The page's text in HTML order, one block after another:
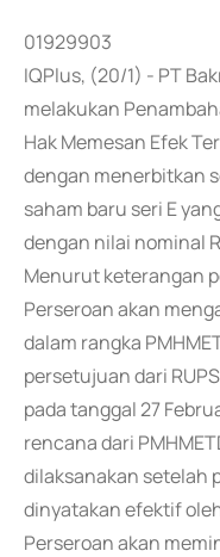
01929903
IQPlus, (20/1) - PT
melakukan
Hak Memesan Efek
dengan menerbitkan
saham baru seri E
dengan nilai nominal
Menurut keterangan
Perseroan akan
dalam rangka
persetujuan dari
pada tanggal 27
rencana dari
dilaksanakan setelah
dinyatakan efektif
Perseroan akan